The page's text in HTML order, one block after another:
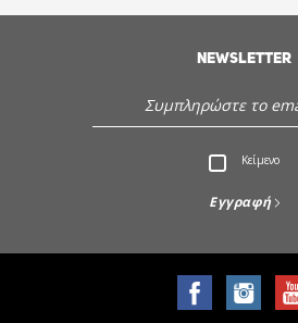
Εξυπηρέτηση - Υποστήριξη πελατών
NEWSLETTER
Κείμενο
Εγγραφή